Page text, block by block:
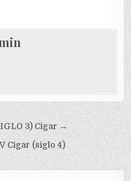
3) Cigar →
Cigar (siglo 4)